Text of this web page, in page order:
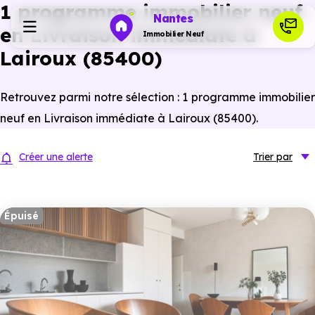
Nantes
Immobilier Neuf
Actualités
Ressources
Financer
1 programme immobilier neuf
en Livraison immédiate à
Lairoux (85400)
Retrouvez parmi notre sélection : 1 programme immobilier
neuf en Livraison immédiate à Lairoux (85400).
Créer une alerte Trier par
Épuisé